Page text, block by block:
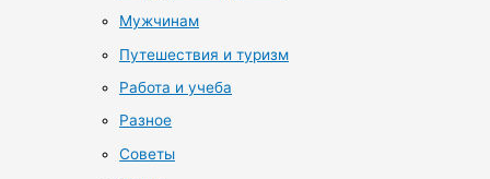
Мужчинам
Путешествия и туризм
Работа и учеба
Разное
Советы